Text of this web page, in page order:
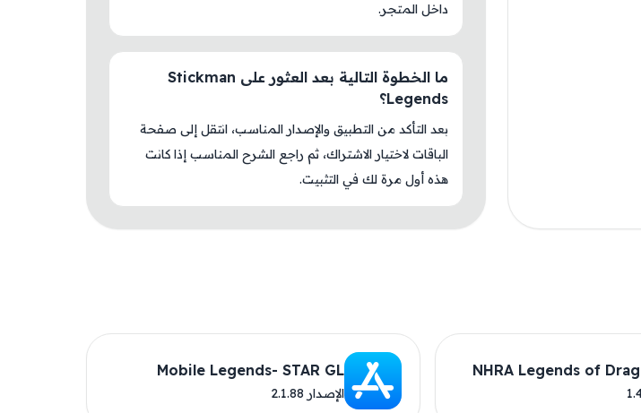
داخل المتجر.
ما الخطوة التالية بعد العثور على Stickman
Legends؟
بعد التأكد من التطبيق والإصدار المناسب، انتقل إلى صفحة
الباقات لاختيار الاشتراك، ثم راجع الشرح المناسب إذا كانت
هذه أول مرة لك في التثبيت.
NHRA Legends of
Mobile Legends- STAR GL
الإصدار 2.1.88